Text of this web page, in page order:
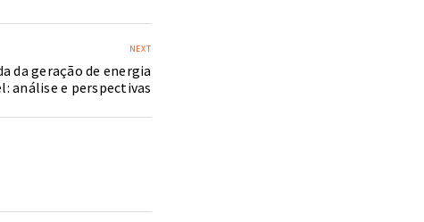
NEXT
da geração de energia
análise e perspectivas